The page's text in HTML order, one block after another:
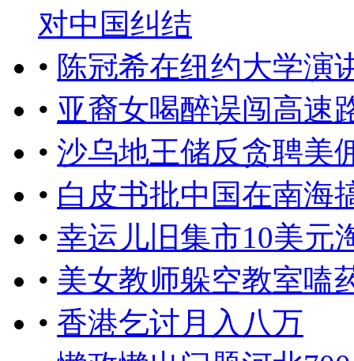
对中国纠结
• 陈冠希在纽约大学演
• 亚裔女喝醉误闯高速
• 沙乌地王储反贪聘美
• 白皮书批中国在南海
• 幸运儿旧集市10美元
• 美女教师躲空教室嗑
• 香港乞讨月入八万